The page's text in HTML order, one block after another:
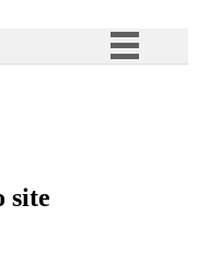
à informação
site